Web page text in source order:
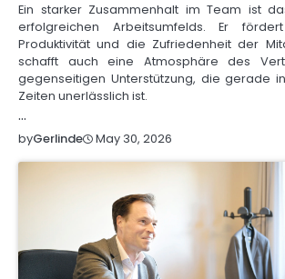
Ein starker Zusammenhalt im Team ist
erfolgreichen Arbeitsumfelds. Er
Produktivität und die Zufriedenheit der
schafft auch eine Atmosphäre des
gegenseitigen Unterstützung, die gerade
Zeiten unerlässlich ist.
…
byGerlinde May 30, 2026